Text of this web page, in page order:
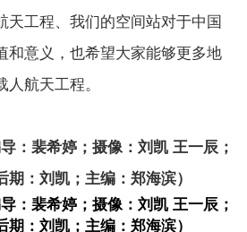
天工程、我们的空间站对于中国
和意义，也希望大家能够更多地
航天工程。
：裴希婷；摄像：刘凯 王一辰；
期：刘凯；主编：郑海滨）
：裴希婷；摄像：刘凯 王一辰；
期：刘凯；主编：郑海滨）